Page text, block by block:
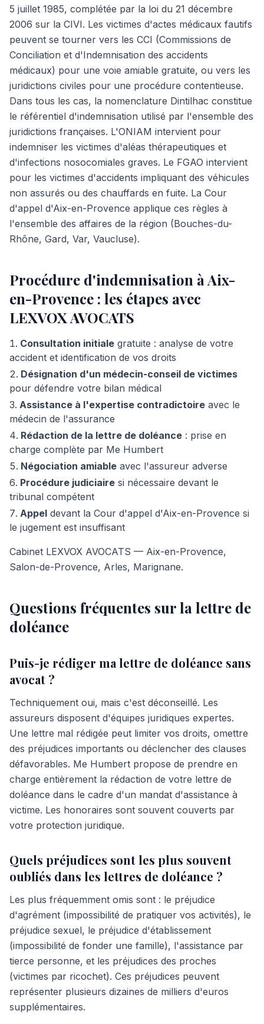
5 juillet 1985, complétée par la loi du 21 décembre
2006 sur la CIVI. Les victimes d'actes médicaux fautifs
peuvent se tourner vers les CCI (Commissions de
Conciliation et d'Indemnisation des accidents
médicaux) pour une voie amiable gratuite, ou vers les
juridictions civiles pour une procédure contentieuse.
Dans tous les cas, la nomenclature Dintilhac constitue
le référentiel d'indemnisation utilisé par l'ensemble des
juridictions françaises. L'ONIAM intervient pour
indemniser les victimes d'aléas thérapeutiques et
d'infections nosocomiales graves. Le FGAO intervient
pour les victimes d'accidents impliquant des véhicules
non assurés ou des chauffards en fuite. La Cour
d'appel d'Aix-en-Provence applique ces règles à
l'ensemble des affaires de la région (Bouches-du-
Rhône, Gard, Var, Vaucluse).
Procédure d'indemnisation à Aix-
en-Provence : les étapes avec
LEXVOX AVOCATS
Consultation initiale gratuite : analyse de votre
accident et identification de vos droits
Désignation d'un médecin-conseil de victimes
pour défendre votre bilan médical
Assistance à l'expertise contradictoire avec le
médecin de l'assurance
Rédaction de la lettre de doléance : prise en
charge complète par Me Humbert
Négociation amiable avec l'assureur adverse
Procédure judiciaire si nécessaire devant le
tribunal compétent
Appel devant la Cour d'appel d'Aix-en-Provence si
le jugement est insuffisant
Cabinet LEXVOX AVOCATS — Aix-en-Provence,
Salon-de-Provence, Arles, Marignane.
Questions fréquentes sur la lettre de
doléance
Puis-je rédiger ma lettre de doléance sans
avocat ?
Techniquement oui, mais c'est déconseillé. Les
assureurs disposent d'équipes juridiques expertes.
Une lettre mal rédigée peut limiter vos droits, omettre
des préjudices importants ou déclencher des clauses
défavorables. Me Humbert propose de prendre en
charge entièrement la rédaction de votre lettre de
doléance dans le cadre d'un mandat d'assistance à
victime. Les honoraires sont souvent couverts par
votre protection juridique.
Quels préjudices sont les plus souvent
oubliés dans les lettres de doléance ?
Les plus fréquemment omis sont : le préjudice
d'agrément (impossibilité de pratiquer vos activités), le
préjudice sexuel, le préjudice d'établissement
(impossibilité de fonder une famille), l'assistance par
tierce personne, et les préjudices des proches
(victimes par ricochet). Ces préjudices peuvent
représenter plusieurs dizaines de milliers d'euros
supplémentaires.